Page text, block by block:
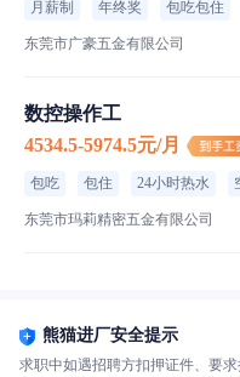
月薪制 年终奖 包吃包住
东莞市广豪五金有限公司
数控操作工
4534.5-5974.5元/月
包吃 包住 24小时热水
东莞市玛莉精密五金有限公司
熊猫进厂安全提示
求职中如遇招聘方扣押证件、要